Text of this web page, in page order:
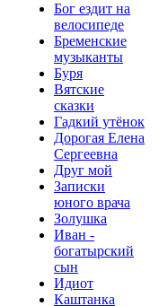
Бог ездит на
велосипеде
Бременские
музыканты
Буря
Вятские
сказки
Гадкий утёнок
Дорогая Елена
Сергеевна
Друг мой
Записки
юного врача
Золушка
Иван -
богатырский
сын
Идиот
Каштанка